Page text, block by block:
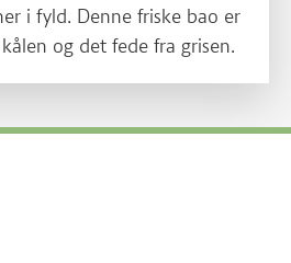
i fyld. Denne friske bao er
og det fede fra grisen.